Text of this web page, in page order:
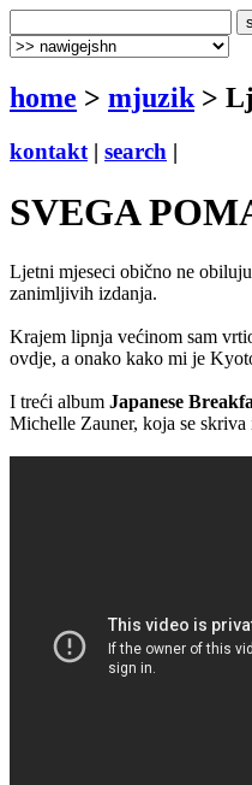
home > mjuzik >
kontakt | search |
SVEGA
Ljetni mjeseci obično ne
zanimljivih izdanja.
Krajem lipnja većinom sam
ovdje, a onako kako mi je
I treći album Japanese
Michelle Zauner, koja se skriva